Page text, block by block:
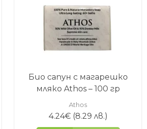
Био сапун с магарешко
мляко Athos – 100 гр
Athos
4.24€(8.29 лв.)